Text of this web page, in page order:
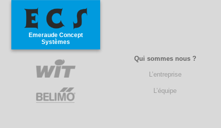
Emeraude Concept
Systèmes
Qui sommes nous ?
L’entreprise
L’équipe